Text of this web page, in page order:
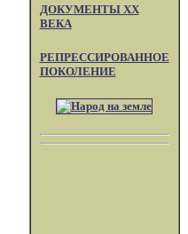
ДОКУМЕНТЫ XX
ВЕКА
РЕПРЕССИРОВАННОЕ
ПОКОЛЕНИЕ